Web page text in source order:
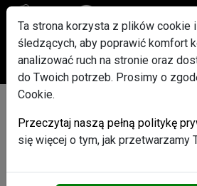
Po rejestracji każdy użytkownik otrzyma w
ogłoszeń Promowanych
Login:Dorotaw
Data rejestracji:
Ta strona korzysta z plików cookie
śledzących, aby poprawić komfort
analizować ruch na stronie oraz
do Twoich potrzeb. Prosimy o
Cookie.
Przeczytaj naszą pełną politykę
się więcej o tym, jak przetwarzamy